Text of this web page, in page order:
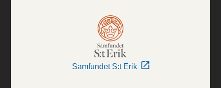
Samfundet S:t Erik